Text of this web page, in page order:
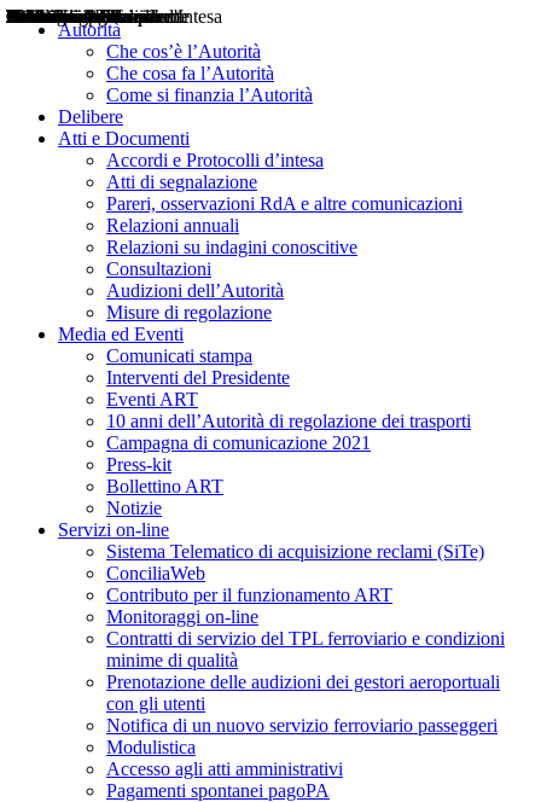
Autorità
Che cos’è l’Autorità
Che cosa fa l’Autorità
Come si finanzia l’Autorità
Delibere
Atti e Documenti
Accordi e Protocolli d’intesa
Atti di segnalazione
Pareri, osservazioni RdA e altre comunicazioni
Relazioni annuali
Relazioni su indagini conoscitive
Consultazioni
Audizioni dell’Autorità
Misure di regolazione
Media ed Eventi
Comunicati stampa
Interventi del Presidente
Eventi ART
10 anni dell’Autorità di regolazione dei trasporti
Campagna di comunicazione 2021
Press-kit
Bollettino ART
Notizie
Servizi on-line
Sistema Telematico di acquisizione reclami (SiTe)
ConciliaWeb
Contributo per il funzionamento ART
Monitoraggi on-line
Contratti di servizio del TPL ferroviario e condizioni
minime di qualità
Prenotazione delle audizioni dei gestori aeroportuali
con gli utenti
Notifica di un nuovo servizio ferroviario passeggeri
Modulistica
Accesso agli atti amministrativi
Pagamenti spontanei pagoPA
Delibere
Pareri
Consultazioni
Audizioni
Atti di Segnalazione
Accordi e Protocolli d'Intesa
Relazioni annuali
Misure di regolazione
Notizie
Comunicati Stampa
Bollettini ART
Convegni ART
Interviste del Presidente
Articoli in primo piano
Interventi del Presidente
2004
2005
2010
2013
2014
2015
2016
2017
2018
2019
202
2020
2021
2022
2023
2024
2025
2026
Aereo
Marittimo
Terrestre